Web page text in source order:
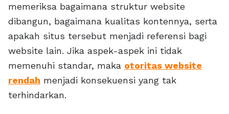
memeriksa bagaimana struktur website
dibangun, bagaimana kualitas kontennya, serta
apakah situs tersebut menjadi referensi bagi
website lain. Jika aspek-aspek ini tidak
memenuhi standar, maka otoritas website
rendah menjadi konsekuensi yang tak
terhindarkan.